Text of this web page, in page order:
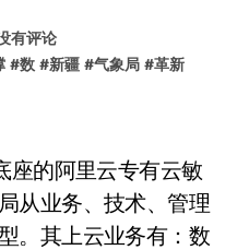
有评论
#数 #新疆 #气象局 #革新
座的阿里云专有云敏
从业务、技术、管理
。其上云业务有：数